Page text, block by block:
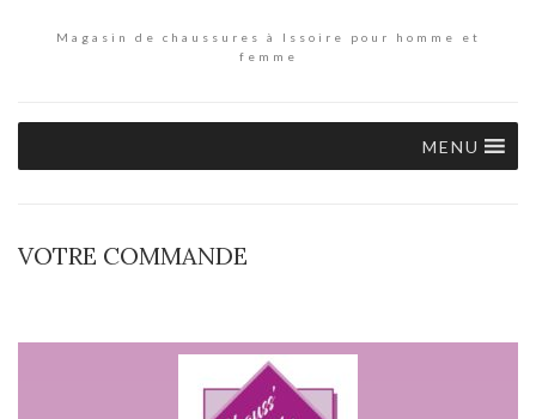
Magasin de chaussures à Issoire pour homme et
femme
MENU
VOTRE COMMANDE